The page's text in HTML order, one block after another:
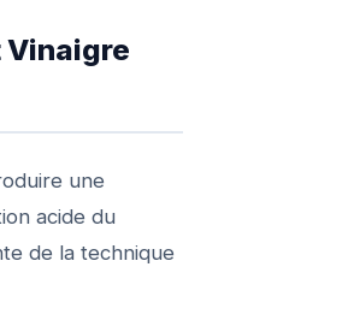
Vinaigre
une
acide du
de la technique